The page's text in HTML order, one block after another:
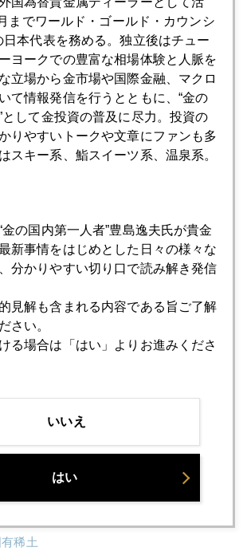
水域を突破している。
、金に同時に波乱警戒のシグナルが点灯
売りなど悠長なことは言っていられない
列の「とくダネ！」にスタジオ出演しま
3月 4月 5月 6月
稀土
までワールド・ゴールド・カウンシ
日本代表を務める。独立後はチュー
ヨークでの豊富な相場体験と人脈を
立場から金市場や国際金融、マクロ
て情報発信を行うとともに、“金の
として金投資の普及に尽力。投資の
りやすいトークや文章にファンも多
スキー系、鮨スイーツ系、温泉系。
の国内第一人者”豊島逸夫氏が貴金
新事情をはじめとした日々の様々な
分かりやすい切り口で読み解き発信
見解も含まれる内容である旨ご了解
さい。
る場合は「はい」よりお進みくださ
いいえ
はい